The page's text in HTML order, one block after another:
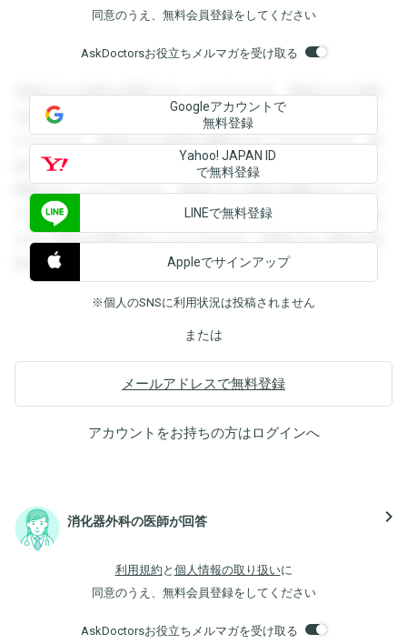
同意のうえ、無料会員登録をしてください
AskDoctorsお役立ちメルマガを受け取る
登録すると回答を閲覧することができます。登録すると回答
を閲覧することができます。登録すると回答を閲覧すること
ができます。登録すると回答を閲覧することができます。登
録すると回答を閲覧することができます。登録すると回答を
閲覧することができます。登録すると回答を閲覧することが
できます。登録すると回答を閲覧することができます。登録
すると回答を閲覧することができます。登録すると回答を閲
覧することができます。
Googleアカウントで
無料登録
Yahoo! JAPAN ID
で無料登録
LINEで無料登録
Appleでサインアップ
※個人のSNSに利用状況は投稿されません
または
メールアドレスで無料登録
アカウントをお持ちの方はログインへ
消化器外科の医師が回答 navigate_next
利用規約 と 個人情報の取り扱いに
同意のうえ、無料会員登録をしてください
AskDoctorsお役立ちメルマガを受け取る